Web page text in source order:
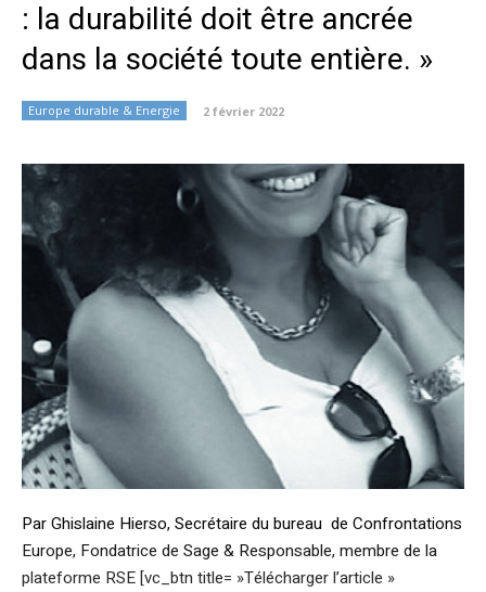
: la durabilité doit être ancrée
dans la société toute entière. »
Europe durable & Energie 2 février 2022
Par Ghislaine Hierso, Secrétaire du bureau de Confrontations
Europe, Fondatrice de Sage & Responsable, membre de la
plateforme RSE [vc_btn title= »Télécharger l’article »